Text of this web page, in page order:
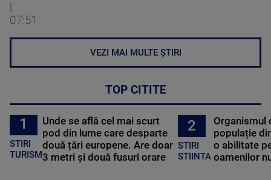
07:51
VEZI MAI MULTE ȘTIRI
TOP CITITE
1
STIRI
TURISM
Unde se află cel mai scurt
pod din lume care desparte
două țări europene. Are doar
3 metri și două fusuri orare
2
STIRI
STIINTA
Organismul
populație
o abilitate
oamenilor